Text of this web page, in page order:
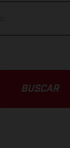
BUSCAR